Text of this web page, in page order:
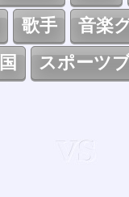
歌手
音楽
国 スポーツ